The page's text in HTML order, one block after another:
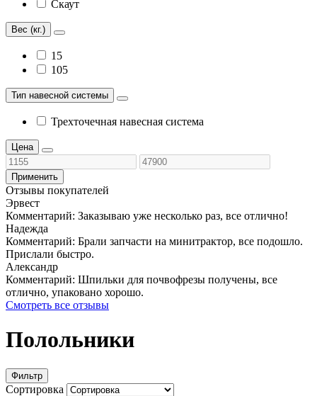
Скаут
Вес (кг.)
15
105
Тип навесной системы
Трехточечная навесная система
Цена
Применить
Отзывы покупателей
Эрвест
Комментарий: Заказываю уже несколько раз, все отлично!
Надежда
Комментарий: Брали запчасти на минитрактор, все подошло.
Прислали быстро.
Александр
Комментарий: Шпильки для почвофрезы получены, все
отлично, упаковано хорошо.
Смотреть все отзывы
Полольники
Фильтр
Сортировка